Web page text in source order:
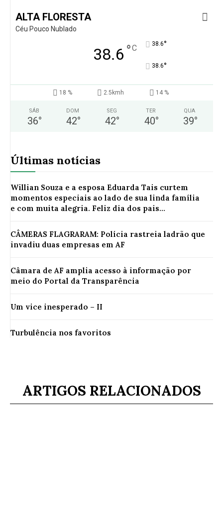
ALTA FLORESTA
Céu Pouco Nublado
38.6 °C 38.6°
38.6°
18 % 2.5kmh 14 %
SÁB
36°
DOM
42°
SEG
42°
TER
40°
QUA
39°
Últimas notícias
Willian Souza e a esposa Eduarda Tais curtem
momentos especiais ao lado de sua linda família
e com muita alegria. Feliz dia dos pais...
CÂMERAS FLAGRARAM: Polícia rastreia ladrão que
invadiu duas empresas em AF
Câmara de AF amplia acesso à informação por
meio do Portal da Transparência
Um vice inesperado – II
Turbulência nos favoritos
ARTIGOS RELACIONADOS